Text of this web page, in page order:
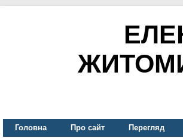
Головна Про сайт Перегляд